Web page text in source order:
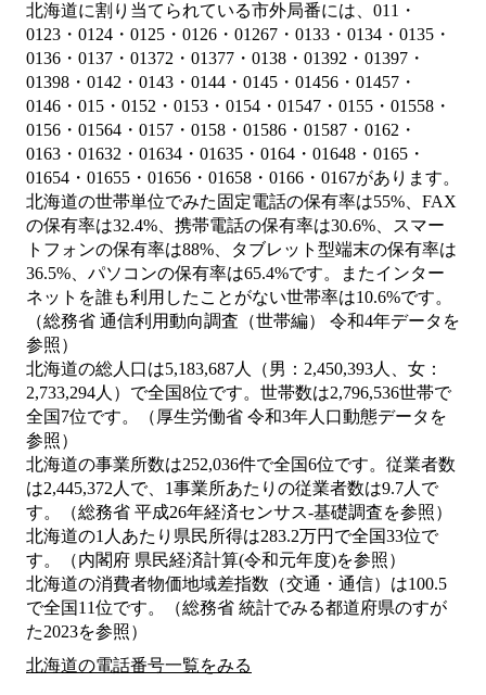
北海道に割り当てられている市外局番には、011・
0123・0124・0125・0126・01267・0133・0134・0135・
0136・0137・01372・01377・0138・01392・01397・
01398・0142・0143・0144・0145・01456・01457・
0146・015・0152・0153・0154・01547・0155・01558・
0156・01564・0157・0158・01586・01587・0162・
0163・01632・01634・01635・0164・01648・0165・
01654・01655・01656・01658・0166・0167があります。
北海道の世帯単位でみた固定電話の保有率は55%、FAX
の保有率は32.4%、携帯電話の保有率は30.6%、スマー
トフォンの保有率は88%、タブレット型端末の保有率は
36.5%、パソコンの保有率は65.4%です。またインター
ネットを誰も利用したことがない世帯率は10.6%です。
（総務省 通信利用動向調査（世帯編） 令和4年データを
参照）
北海道の総人口は5,183,687人（男：2,450,393人、女：
2,733,294人）で全国8位です。世帯数は2,796,536世帯で
全国7位です。（厚生労働省 令和3年人口動態データを
参照）
北海道の事業所数は252,036件で全国6位です。従業者数
は2,445,372人で、1事業所あたりの従業者数は9.7人で
す。（総務省 平成26年経済センサス‐基礎調査を参照）
北海道の1人あたり県民所得は283.2万円で全国33位で
す。（内閣府 県民経済計算(令和元年度)を参照）
北海道の消費者物価地域差指数（交通・通信）は100.5
で全国11位です。（総務省 統計でみる都道府県のすが
た2023を参照）
北海道の電話番号一覧をみる